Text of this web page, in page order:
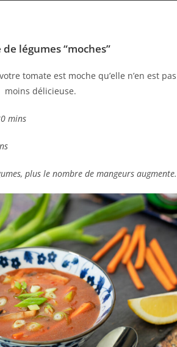
de légumes “moches”
tomate est moche qu’elle n’en est pas
moins délicieuse.
mins
plus le nombre de mangeurs augmente.